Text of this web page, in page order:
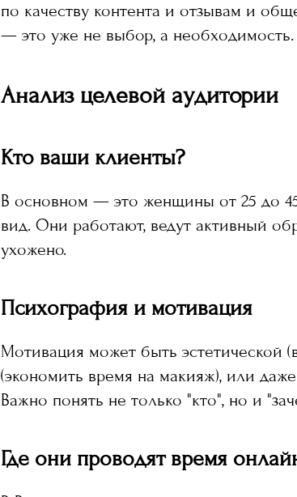
по качеству контента и отзывам и
— это уже не выбор, а необходимость.
Анализ целевой аудитории
Кто ваши клиенты?
В основном — это женщины от 25 до
вид. Они работают, ведут активный
ухожено.
Психография и мотивация
Мотивация может быть эстетической
(экономить время на макияж), или
Важно понять не только "кто", но и
Где они проводят время